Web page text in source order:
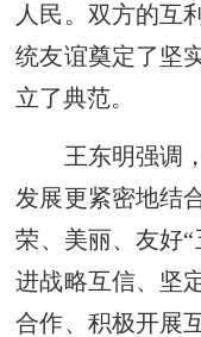
人民。双方的互
统友谊奠定了坚
立了典范。
王东明强调，
发展更紧密地结
荣、美丽、友好
进战略互信、坚
合作、积极开展